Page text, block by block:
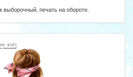
выборочный, печать на обороте.